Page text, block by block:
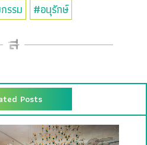
รรม #อนุรักษ์
Posts